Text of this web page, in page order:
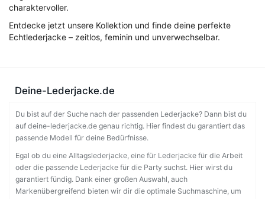
charaktervoller.
Entdecke jetzt unsere Kollektion und finde deine perfekte
Echtlederjacke – zeitlos, feminin und unverwechselbar.
Deine-Lederjacke.de
Du bist auf der Suche nach der passenden Lederjacke? Dann bist du
auf deine-lederjacke.de genau richtig. Hier findest du garantiert das
passende Modell für deine Bedürfnisse.
Egal ob du eine Alltagslederjacke, eine für Lederjacke für die Arbeit
oder die passende Lederjacke für die Party suchst. Hier wirst du
garantiert fündig. Dank einer großen Auswahl, auch
Markenübergreifend bieten wir dir die optimale Suchmaschine, um